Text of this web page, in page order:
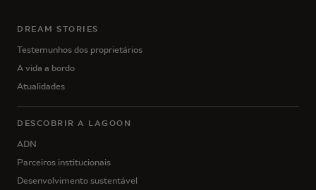
DREAM STORIES
Testemunhos dos proprietários
A vida a bordo
Atualidades
DESCOBRIR A LAGOON
ADN
Parceiros institucionais
Desenvolvimento sustentável